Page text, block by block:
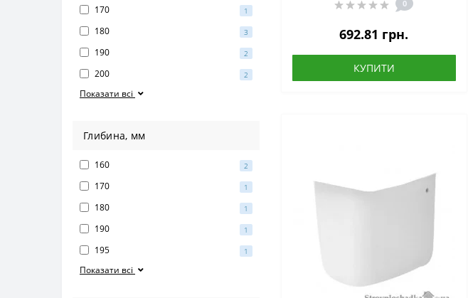
170 1
180 3
190 2
200 2
Показати всі
Глибина, мм
160 2
170 1
180 1
190 1
195 1
Показати всі
0
692.81 грн.
КУПИТИ